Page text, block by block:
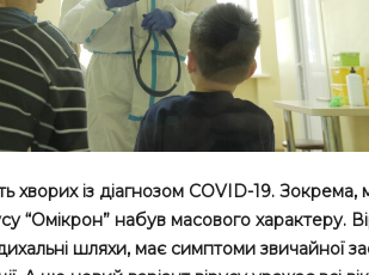
хворих із діагнозом COVID-19.
“Омікрон” набув масового характеру.
шляхи, має симптоми звичайної